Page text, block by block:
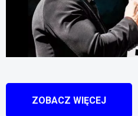
ZOBACZ WIĘCEJ